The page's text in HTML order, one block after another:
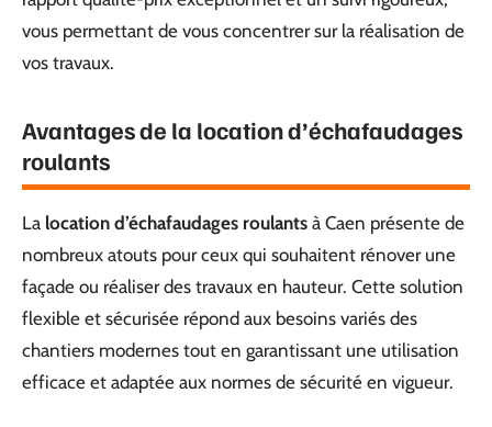
vous permettant de vous concentrer sur la réalisation de
vos travaux.
Avantages de la location d’échafaudages
roulants
La location d’échafaudages roulants à Caen présente de
nombreux atouts pour ceux qui souhaitent rénover une
façade ou réaliser des travaux en hauteur. Cette solution
flexible et sécurisée répond aux besoins variés des
chantiers modernes tout en garantissant une utilisation
efficace et adaptée aux normes de sécurité en vigueur.